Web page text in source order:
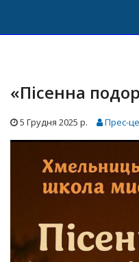
«Пісенна
5 Грудня 2025 р. Прес-